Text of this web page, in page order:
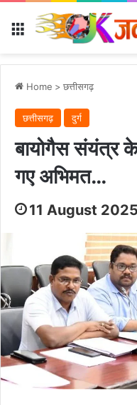
Menu
Home > छत्तीसगढ़
छत्तीसगढ़ दुर्ग
बायोगैस संयंत्र
गए अभिमत…
11 August 2025